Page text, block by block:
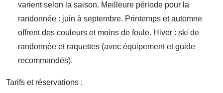
varient selon la saison. Meilleure période pour la
randonnée : juin à septembre. Printemps et automne
offrent des couleurs et moins de foule. Hiver : ski de
randonnée et raquettes (avec équipement et guide
recommandés).
Tarifs et réservations :